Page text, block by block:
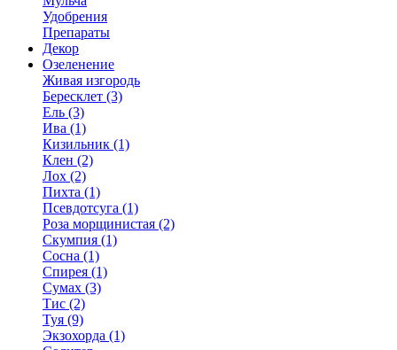
Удобрения
Препараты
Декор
Озеленение
Живая изгородь
Бересклет (3)
Ель (3)
Ива (1)
Кизильник (1)
Клен (2)
Лох (2)
Пихта (1)
Псевдотсуга (1)
Роза морщинистая (2)
Скумпия (1)
Сосна (1)
Спирея (1)
Сумах (3)
Тис (2)
Туя (9)
Экзохорда (1)